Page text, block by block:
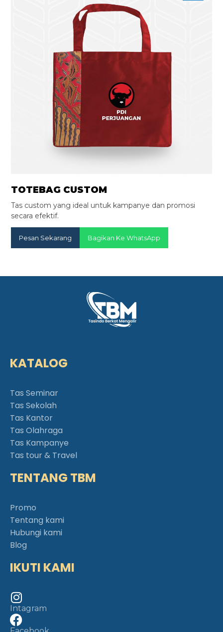
TOTEBAG CUSTOM
Tas custom yang ideal untuk kampanye dan promosi
secara efektif.
Pesan Sekarang Bagikan Ke WhatsApp
KATALOG
Tas Seminar
Tas Sekolah
Tas Kantor
Tas Olahraga
Tas Kampanye
Tas tour & Travel
TENTANG TBM
Promo
Tentang kami
Hubungi kami
Blog
IKUTI KAMI
Intagram